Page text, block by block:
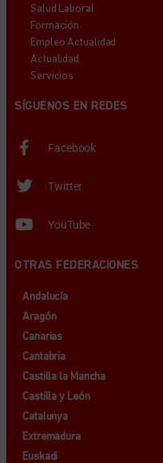
Salud Laboral
Formación
Empleo Actualidad
Actualidad
Servicios
SÍGUENOS EN REDES
Facebook
Twitter
YouTube
OTRAS FEDERACIONES
Andalucía
Aragón
Canarias
Cantabria
Castilla la Mancha
Castilla y León
Catalunya
Extremadura
Euskadi